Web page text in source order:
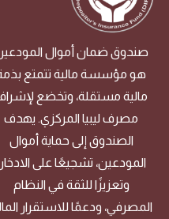
صندوق ضمان أموال
هو مؤسسة مالية تتمتع
مالية مستقلة، وتخضع
مصرف ليبيا المركزي. يهدف
الصندوق إلى حماية أموال
المودعين، تشجيعًا على
وتعزيزًا للثقة في النظام
المصرفي، ودعمًا للاستقرار